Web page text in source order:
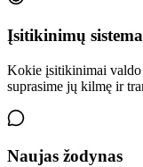
Įsitikinimų sistema
Kokie įsitikinimai valdo
suprasime jų kilmę ir
Naujas žodynas